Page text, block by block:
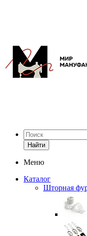
Найти
Меню
Каталог
Шторная